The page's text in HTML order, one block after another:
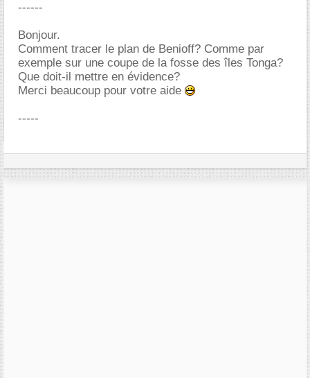
------
Bonjour.
Comment tracer le plan de Benioff? Comme par
exemple sur une coupe de la fosse des îles Tonga?
Que doit-il mettre en évidence?
Merci beaucoup pour votre aide
-----